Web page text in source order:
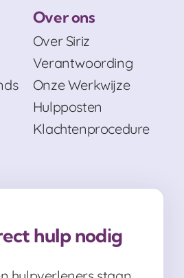
Over ons
Over Siriz
Verantwoording
Onze Werkwijze
Hulpposten
Klachtenprocedure
hulp nodig